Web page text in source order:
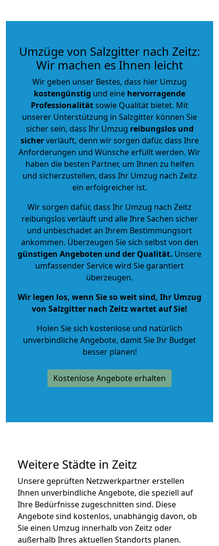
Umzüge von Salzgitter nach Zeitz:
Wir machen es Ihnen leicht
Wir geben unser Bestes, dass hier Umzug
kostengünstig und eine hervorragende
Professionalitätsowie Qualität bietet. Mit
unserer Unterstützung in Salzgitter können Sie
sicher sein, dass Ihr Umzug reibungslos und
sicherverläuft, denn wir sorgen dafür, dass Ihre
Anforderungen und Wünsche erfüllt werden. Wir
haben die besten Partner, um Ihnen zu helfen
und sicherzustellen, dass Ihr Umzug nach Zeitz
ein erfolgreicher ist.
Wir sorgen dafür, dass Ihr Umzug nach Zeitz
reibungslos verläuft und alle Ihre Sachen sicher
und unbeschadet an Ihrem Bestimmungsort
ankommen. Überzeugen Sie sich selbst von den
günstigen Angeboten und der Qualität. Unsere
umfassender Service wird Sie garantiert
überzeugen.
Wir legen los, wenn Sie so weit sind, Ihr Umzug
von Salzgitter nach Zeitz wartet auf Sie!
Holen Sie sich kostenlose und natürlich
unverbindliche Angebote, damit Sie Ihr Budget
besser planen!
Kostenlose Angebote erhalten
Weitere Städte in Zeitz
Unsere geprüften Netzwerkpartner erstellen
Ihnen unverbindliche Angebote, die speziell auf
Ihre Bedürfnisse zugeschnitten sind. Diese
Angebote sind kostenlos, unabhängig davon, ob
Sie einen Umzug innerhalb von Zeitz oder
außerhalb Ihres aktuellen Standorts planen.